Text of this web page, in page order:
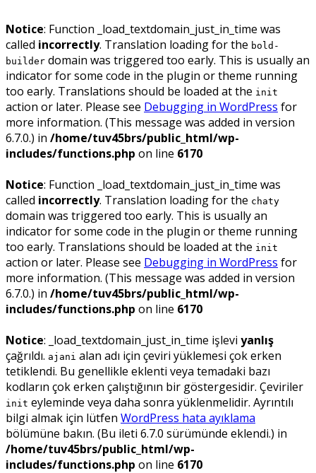
Notice: Function _load_textdomain_just_in_time was
called incorrectly. Translation loading for the bold-
builder domain was triggered too early. This is usually an
indicator for some code in the plugin or theme running
too early. Translations should be loaded at the init
action or later. Please see Debugging in WordPress for
more information. (This message was added in version
6.7.0.) in /home/tuv45brs/public_html/wp-
includes/functions.php on line 6170
Notice: Function _load_textdomain_just_in_time was
called incorrectly. Translation loading for the chaty
domain was triggered too early. This is usually an
indicator for some code in the plugin or theme running
too early. Translations should be loaded at the init
action or later. Please see Debugging in WordPress for
more information. (This message was added in version
6.7.0.) in /home/tuv45brs/public_html/wp-
includes/functions.php on line 6170
Notice: _load_textdomain_just_in_time işlevi yanlış
çağrıldı. ajani alan adı için çeviri yüklemesi çok erken
tetiklendi. Bu genellikle eklenti veya temadaki bazı
kodların çok erken çalıştığının bir göstergesidir. Çeviriler
init eyleminde veya daha sonra yüklenmelidir. Ayrıntılı
bilgi almak için lütfen WordPress hata ayıklama
bölümüne bakın. (Bu ileti 6.7.0 sürümünde eklendi.) in
/home/tuv45brs/public_html/wp-
includes/functions.php on line 6170